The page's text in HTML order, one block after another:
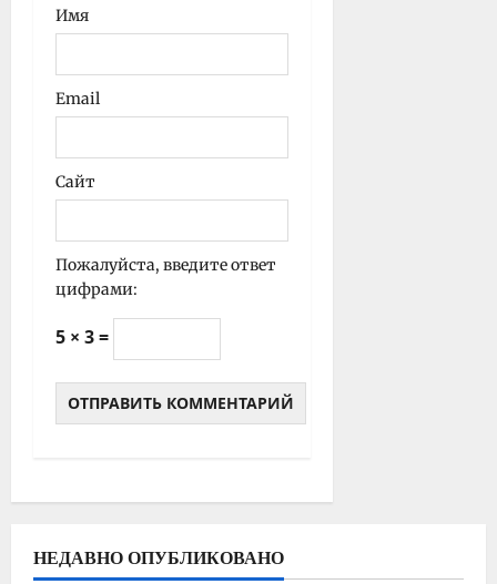
Имя
Email
Сайт
Пожалуйста, введите ответ
цифрами:
5 × 3 =
НЕДАВНО ОПУБЛИКОВАНО